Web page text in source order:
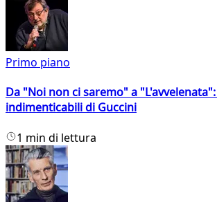
Primo piano
Da "Noi non ci saremo" a
indimenticabili di Guccini
1 min di lettura